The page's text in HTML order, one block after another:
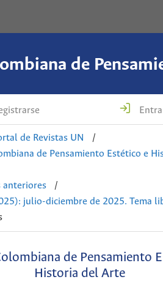
de Revistas UN
/
de Pensamiento Estético e
anteriores
/
julio-diciembre de 2025. Tema
de Pensamiento
Historia del Arte